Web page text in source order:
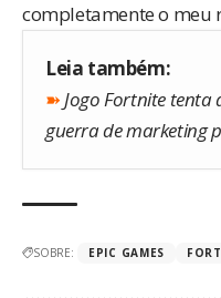
completamente o meu
Leia também:
➽Jogo Fortnite tenta
guerra de marketing
SOBRE: EPIC GAMES